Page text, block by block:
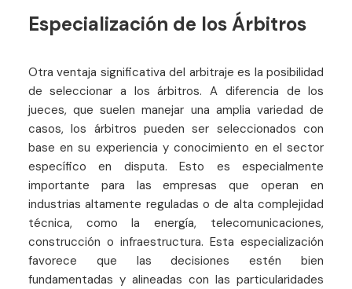
Especialización de los Árbitros
Otra ventaja significativa del arbitraje es la posibilidad
de seleccionar a los árbitros. A diferencia de los
jueces, que suelen manejar una amplia variedad de
casos, los árbitros pueden ser seleccionados con
base en su experiencia y conocimiento en el sector
específico en disputa. Esto es especialmente
importante para las empresas que operan en
industrias altamente reguladas o de alta complejidad
técnica, como la energía, telecomunicaciones,
construcción o infraestructura. Esta especialización
favorece que las decisiones estén bien
fundamentadas y alineadas con las particularidades